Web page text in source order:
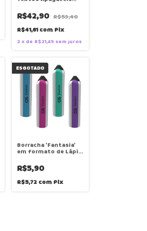
Estojo | CIS
R$42,90 R$53,40
R$41,61com Pix
2 x de R$21,45 sem juros
ESGOTADO
Borracha ‘Fantasia’
em formato de Lápis
R$5,90
R$5,72 com Pix